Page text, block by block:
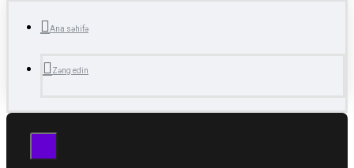
Ana səhifə
Zəng edin